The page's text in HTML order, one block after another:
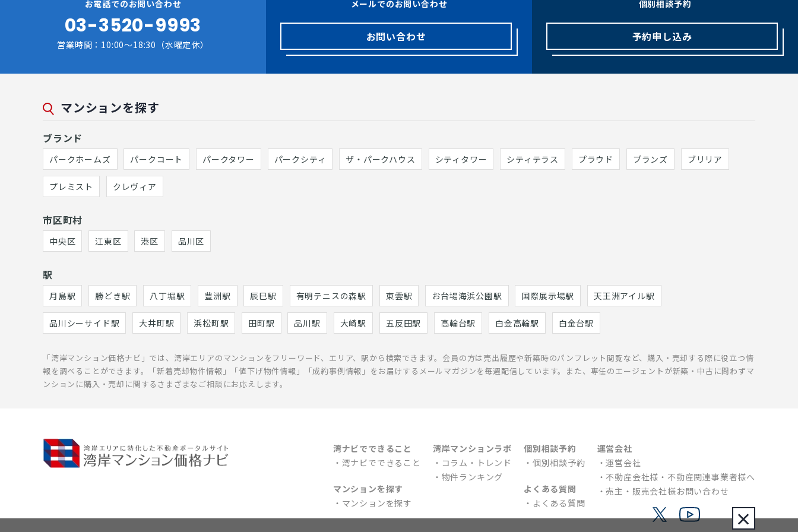
×
お電話でのお問い合わせ
03-3520-9993
営業時間：10:00～18:30（水曜定休）
メールでのお問い合わせ
お問い合わせ
個別相談予約
予約申し込み
マンションを探す
ブランド
パークホームズ パークコート パークタワー パークシティ ザ・パークハウス シティタワー シティテラス プラウド ブランズ ブリリア
プレミスト クレヴィア
市区町村
中央区 江東区 港区 品川区
駅
月島駅 勝どき駅 八丁堀駅 豊洲駅 辰巳駅 有明テニスの森駅 東雲駅 お台場海浜公園駅 国際展示場駅 天王洲アイル駅
品川シーサイド駅 大井町駅 浜松町駅 田町駅 品川駅 大崎駅 五反田駅 高輪台駅 白金高輪駅 白金台駅
「湾岸マンション価格ナビ」では、湾岸エリアのマンションをフリーワード、エリア、駅から検索できます。会員の方は売出履歴や新築時のパンフレット閲覧など、購入・売却する際に役立つ情
報を調べることができます。「新着売却物件情報」「値下げ物件情報」「成約事例情報」をお届けするメールマガジンを毎週配信しています。また、専任のエージェントが新築・中古に問わずマ
ンションに購入・売却に関するさまざまなご相談にお応えします。
湾ナビでできること
湾ナビでできること
マンションを探す
マンションを探す
湾岸マンションラボ
コラム・トレンド
物件ランキング
個別相談予約
個別相談予約
よくある質問
よくある質問
運営会社
運営会社
不動産会社様・不動産関連事業者様へ
売主・販売会社様お問い合わせ